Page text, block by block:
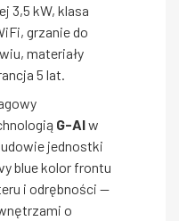
3,5 kW, klasa
grzanie do
materiały
5 lat.
G-AIw
jednostki
blue kolor frontu
i odrębności —
o